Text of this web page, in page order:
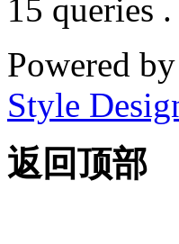
15 queries .
Powered by
Style
返回顶部